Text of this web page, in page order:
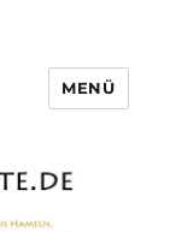
MENÜ